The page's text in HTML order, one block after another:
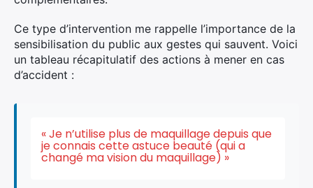
Ce type d’intervention me rappelle l’importance de la
sensibilisation du public aux gestes qui sauvent. Voici
un tableau récapitulatif des actions à mener en cas
d’accident :
« Je n’utilise plus de maquillage depuis que
je connais cette astuce beauté (qui a
changé ma vision du maquillage) »